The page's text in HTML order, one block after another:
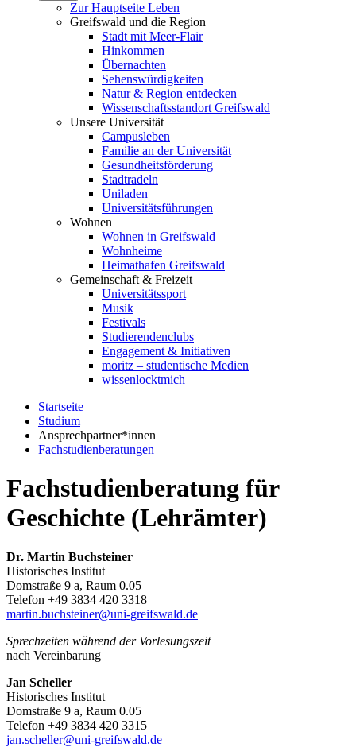
Zur Hauptseite Leben
Greifswald und die Region
Stadt mit Meer-Flair
Hinkommen
Übernachten
Sehenswürdigkeiten
Natur & Region entdecken
Wissenschaftsstandort Greifswald
Unsere Universität
Campusleben
Familie an der Universität
Gesundheitsförderung
Stadtradeln
Uniladen
Universitätsführungen
Wohnen
Wohnen in Greifswald
Wohnheime
Heimathafen Greifswald
Gemeinschaft & Freizeit
Universitätssport
Musik
Festivals
Studierendenclubs
Engagement & Initiativen
moritz – studentische Medien
wissenlocktmich
Startseite
Studium
Ansprechpartner*innen
Fachstudienberatungen
Fachstudienberatung für
Geschichte (Lehrämter)
Dr. Martin Buchsteiner
Historisches Institut
Domstraße 9 a, Raum 0.05
Telefon +49 3834 420 3318
martin.buchsteiner@uni-greifswald.de
Sprechzeiten während der Vorlesungszeit
nach Vereinbarung
Jan Scheller
Historisches Institut
Domstraße 9 a, Raum 0.05
Telefon +49 3834 420 3315
jan.scheller@uni-greifswald.de